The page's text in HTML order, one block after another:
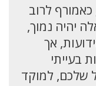
לרוב
יהיה נמוך,
אך
בעייתי
שלכם, למוקד